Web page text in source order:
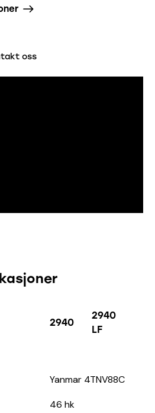
oss
2940
2940
LF
Yanmar 4TNV88C
46 hk